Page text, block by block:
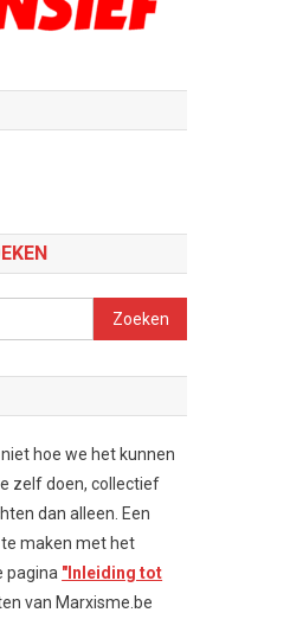
Zoeken
naar:
hoe we het kunnen
zelf doen, collectief
dan alleen. Een
maken met het
pagina "Inleiding tot
van Marxisme.be